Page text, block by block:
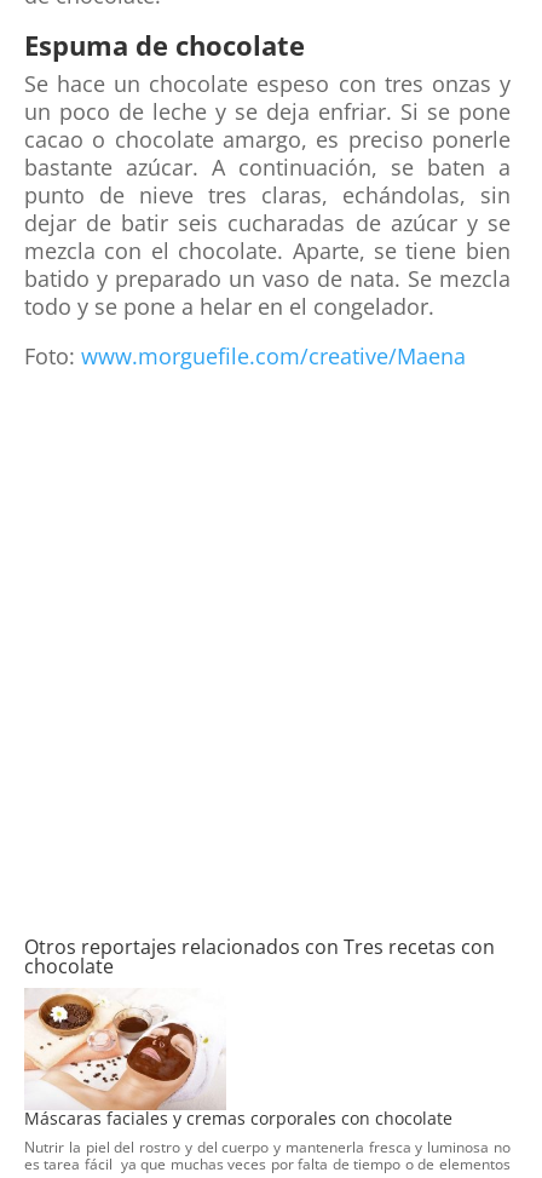
Espuma de chocolate
Se hace un chocolate espeso con tres onzas y
un poco de leche y se deja enfriar. Si se pone
cacao o chocolate amargo, es preciso ponerle
bastante azúcar. A continuación, se baten a
punto de nieve tres claras, echándolas, sin
dejar de batir seis cucharadas de azúcar y se
mezcla con el chocolate. Aparte, se tiene bien
batido y preparado un vaso de nata. Se mezcla
todo y se pone a helar en el congelador.
Foto: www.morguefile.com/creative/Maena
Otros reportajes relacionados con Tres recetas con
chocolate
Máscaras faciales y cremas corporales con chocolate
Nutrir la piel del rostro y del cuerpo y mantenerla fresca y luminosa no
es tarea fácil ya que muchas veces por falta de tiempo o de elementos